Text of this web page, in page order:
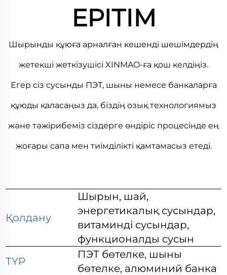
ЕРІТІМ
Шырынды құюға арналған кешенді шешімдердің
жетекші жеткізушісі XINMAO-ға қош келдіңіз.
Егер сіз сусынды ПЭТ, шыны немесе банкаларға
құюды қаласаңыз да, біздің озық технологиямыз
және тәжірибеміз сіздерге өндіріс процесінде ең
жоғары сапа мен тиімділікті қамтамасыз етеді.
Қолдану
Шырын, шай,
энергетикалық сусындар,
витаминді сусындар,
функционалды сусын
ТҮР
ПЭТ бөтелке, шыны
бөтелке, алюминий банка